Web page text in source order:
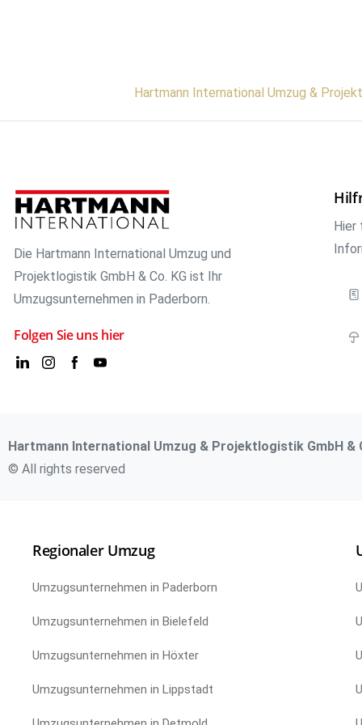
Hartmann International Umzug &
Die Hartmann International Umzug und
Projektlogistik GmbH & Co. KG ist Ihr
Umzugsunternehmen in Paderborn.
Folgen Sie uns hier
Hier
Hartmann International Umzug & Projektlogistik GmbH &
© All rights reserved
Regionaler Umzug
Umzugsunternehmen in Paderborn
Umzugsunternehmen in Bielefeld
Umzugsunternehmen in Höxter
Umzugsunternehmen in Lippstadt